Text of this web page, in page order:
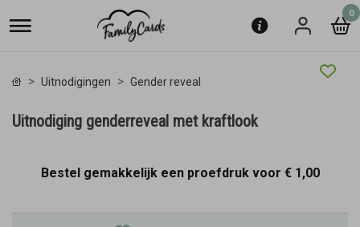
0
Uitnodigingen Gender reveal
Uitnodiging genderreveal met kraftlook
Bestel gemakkelijk een proefdruk voor € 1,00